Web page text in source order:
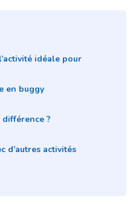
idéale pour
en buggy
?
d’autres activités